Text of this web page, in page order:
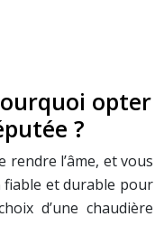
opter
?
l’âme, et vous
fiable et durable pour
d’une chaudière